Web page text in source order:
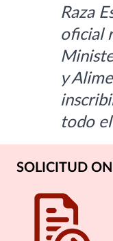
Raza
oficial
y
todo
SOLICITUD